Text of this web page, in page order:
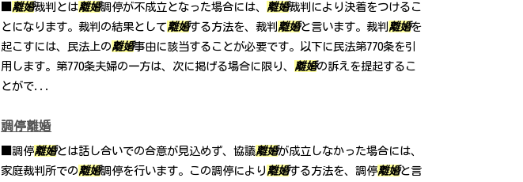
離婚裁判とは離婚調停が不成立となった場合には、 離婚裁判により決着をつけるこ
とになります。裁判の結果として離婚する方法を、裁判 離婚と言います。裁判 離婚を
起こすには、民法上の離婚事由に該当することが必要です。以下に民法第770条を引
用します。第770条夫婦の一方は、次に掲げる場合に限り、 離婚の訴えを提起するこ
とがで...
調停離婚
■調停離婚とは話し合いでの合意が見込めず、協議離婚が成立しなかった場合には、
家庭裁判所での離婚調停を行います。この調停により 離婚する方法を、調停離婚と言